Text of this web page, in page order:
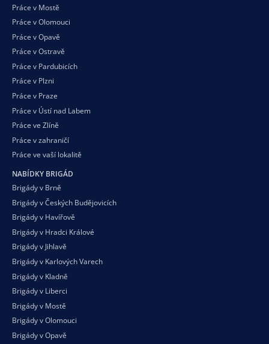
Práce v Mostě
Práce v Olomouci
Práce v Opavě
Práce v Ostravě
Práce v Pardubicích
Práce v Plzni
Práce v Praze
Práce v Ústí nad Labem
Práce ve Zlíně
Práce v zahraničí
Práce ve vaší lokalitě
NABÍDKY BRIGÁD
Brigády v Brně
Brigády v Českých Budějovicích
Brigády v Havířově
Brigády v Hradci Králové
Brigády v Jihlavě
Brigády v Karlových Varech
Brigády v Kladně
Brigády v Liberci
Brigády v Mostě
Brigády v Olomouci
Brigády v Opavě